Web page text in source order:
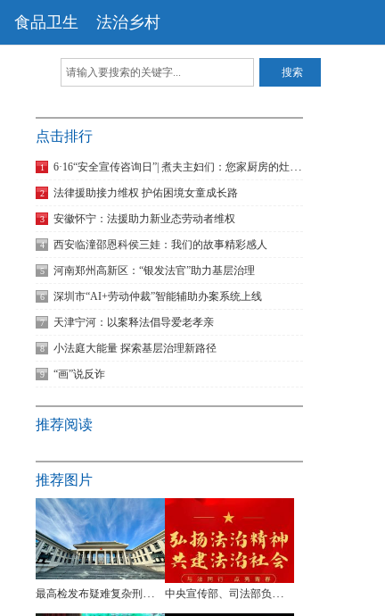
食品卫生 法治乡村
点击排行
1 6·16“安全宣传咨询日”| 煮夫主妇们：您家厨房的灶具安全吗？
2 法律援助接力维权 护佑困境女童成长路
3 安徽怀宁：法援助力新业态劳动者维权
4 西安临潼邵恩科侯三娃：我们的故事精彩感人
5 河南郑州高新区：“银发法官”助力基层治理
6 深圳市“AI+劳动仲裁”智能辅助办案系统上线
7 天津宁河：以案释法倡导爱老孝亲
8 小法庭大能量 探索基层治理新路径
9 “画”说反诈
推荐阅读
推荐图片
最高检发布疑难复杂刑事抗诉指导性案例 中央宣传部、司法部负责人就《关于开展法治宣传教育的第九个五年规划（2026－2030年）》答记者问